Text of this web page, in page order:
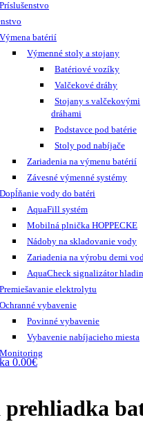
Príslušenstvo
Výmena batérií
Výmenné stoly a stojany
Batériové vozíky
Valčekové dráhy
Stojany s valčekovými
dráhami
Podstavce pod batérie
Stoly pod nabíjače
Zariadenia na výmenu batérií
Závesné výmenné systémy
Dopĺňanie vody do batéri
AquaFill systém
Mobilná plnička HOPPECKE
Nádoby na skladovanie vody
Zariadenia na výrobu demi
AquaCheck signalizátor
Premiešavanie elektrolytu
Ochranné vybavenie
Povinné vybavenie
Vybavenie nabíjacieho miesta
Monitoring
0.00€
prehliadka